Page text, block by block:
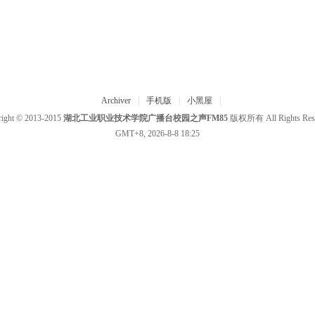
Archiver 手机版 小黑屋
© 2013-2015 湖北工业职业技术学院广播台校园之声FM85版权所有 All Rights
GMT+8, 2026-8-8 18:25